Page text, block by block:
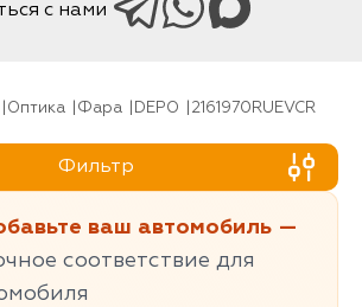
с нами
Оптика Фара DEPO 2161970RUEVCR
Фильтр
ваш автомобиль —
соответствие для